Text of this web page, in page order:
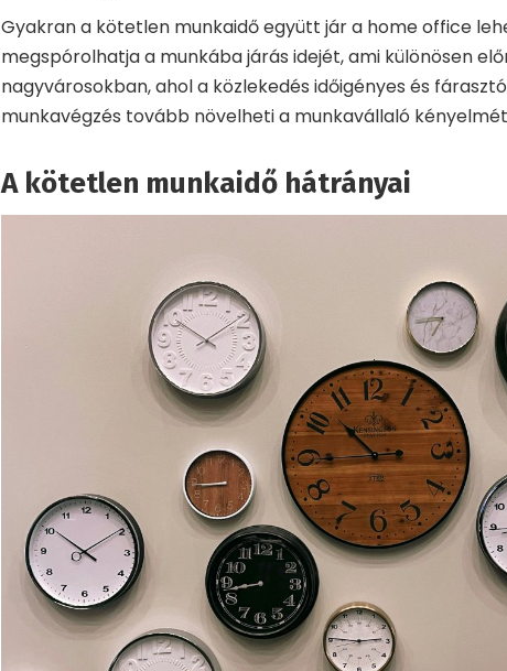
Gyakran a kötetlen munkaidő együtt jár a home office
megspórolhatja a munkába járás idejét, ami különösen
nagyvárosokban, ahol a közlekedés időigényes és
munkavégzés tovább növelheti a munkavállaló
A kötetlen munkaidő hátrányai